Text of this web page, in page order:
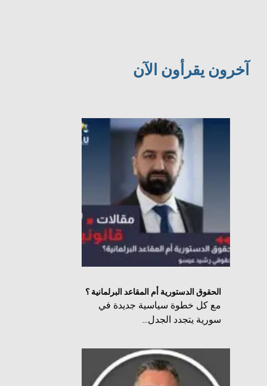
آخرون يقرأون الآن
الحقوق الدستورية أم المقاعد البرلمانية ؟
مع كل خطوة سياسية جديدة في
سورية يتجدد الجدل...